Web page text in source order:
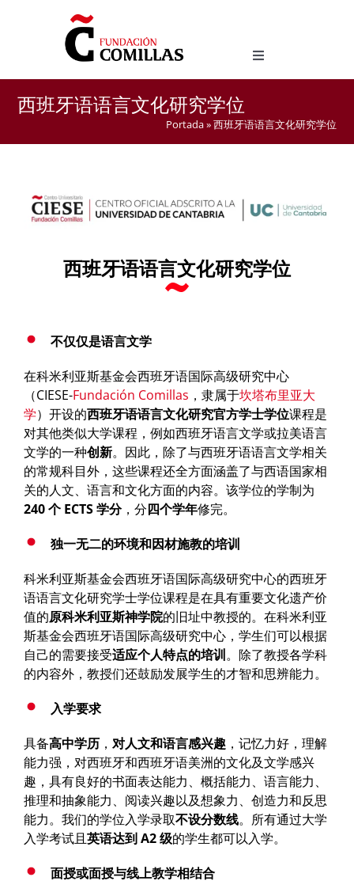
Toggle
Navigation
西班牙语作为外语教学官方硕士
西班牙语语言文化研究学位
Portada»西班牙语语言文化研究学位
西班牙语语言文化研究学位
不仅仅是语言文学
在科米利亚斯基金会西班牙语国际高级研究中心
（CIESE-Fundación Comillas ，隶属于坎塔布里亚大
学）开设的西班牙语语言文化研究官方学士学位课程是
对其他类似大学课程，例如西班牙语言文学或拉美语言
文学的一种创新。因此，除了与西班牙语语言文学相关
的常规科目外，这些课程还全方面涵盖了与西语国家相
关的人文、语言和文化方面的内容。该学位的学制为
240个ECTS学分，分四个学年修完。
独一无二的环境和因材施教的培训
科米利亚斯基金会西班牙语国际高级研究中心的西班牙
语语言文化研究学士学位课程是在具有重要文化遗产价
值的原科米利亚斯神学院的旧址中教授的。在科米利亚
斯基金会西班牙语国际高级研究中心，学生们可以根据
自己的需要接受适应个人特点的培训。除了教授各学科
的内容外，教授们还鼓励发展学生的才智和思辨能力。
入学要求
具备高中学历， 对人文和语言感兴趣，记忆力好，理解
能力强，对西班牙和西班牙语美洲的文化及文学感兴
趣，具有良好的书面表达能力、概括能力、语言能力、
推理和抽象能力、阅读兴趣以及想象力、创造力和反思
能力。我们的学位入学录取不设分数线。所有通过大学
入学考试且英语达到A2级的学生都可以入学。
面授或面授与线上教学相结合